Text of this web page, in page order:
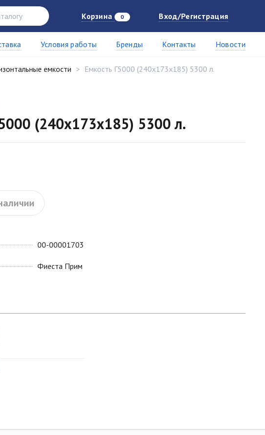
Корзина 0 Вход/Регистрация
Условия работы Бренды Контакты Новости
емкости Емкость Г5000 (240х173х185) 5300 л.
(240х173х185) 5300 л.
00-00001703
Фиеста Прим